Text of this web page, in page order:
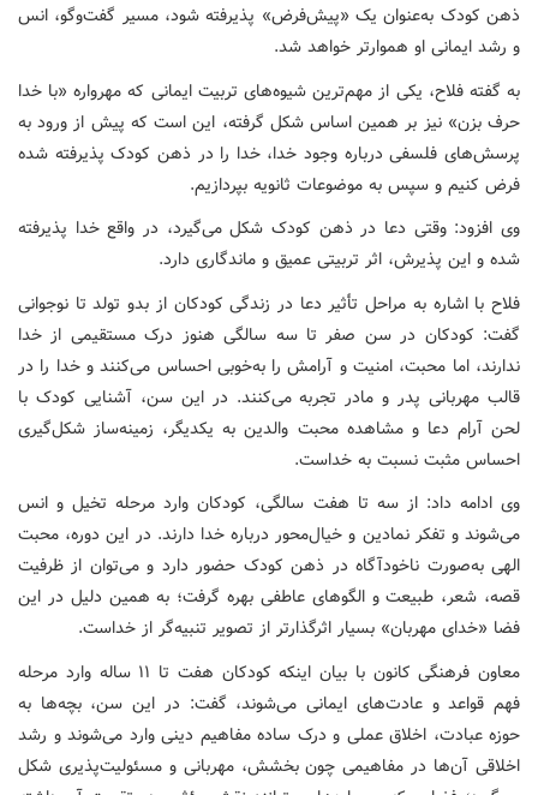
ذهن کودک به‌عنوان یک «پیش‌فرض» پذیرفته شود، مسیر گفت‌وگو، انس
و رشد ایمانی او هموارتر خواهد شد.
به گفته فلاح، یکی از مهم‌ترین شیوه‌های تربیت ایمانی که مهرواره «با خدا
حرف بزن» نیز بر همین اساس شکل گرفته، این است که پیش از ورود به
پرسش‌های فلسفی درباره وجود خدا، خدا را در ذهن کودک پذیرفته‌ شده
فرض کنیم و سپس به موضوعات ثانویه بپردازیم.
وی افزود: وقتی دعا در ذهن کودک شکل می‌گیرد، در واقع خدا پذیرفته
شده و این پذیرش، اثر تربیتی عمیق و ماندگاری دارد.
فلاح با اشاره به مراحل تأثیر دعا در زندگی کودکان از بدو تولد تا نوجوانی
گفت: کودکان در سن صفر تا سه سالگی هنوز درک مستقیمی از خدا
ندارند، اما محبت، امنیت و آرامش را به‌خوبی احساس می‌کنند و خدا را در
قالب مهربانی پدر و مادر تجربه می‌کنند. در این سن، آشنایی کودک با
لحن آرام دعا و مشاهده محبت والدین به یکدیگر، زمینه‌ساز شکل‌گیری
احساس مثبت نسبت به خداست.
وی ادامه داد: از سه تا هفت سالگی، کودکان وارد مرحله تخیل و انس
می‌شوند و تفکر نمادین و خیال‌محور درباره خدا دارند. در این دوره، محبت
الهی به‌صورت ناخودآگاه در ذهن کودک حضور دارد و می‌توان از ظرفیت
قصه، شعر، طبیعت و الگوهای عاطفی بهره گرفت؛ به همین دلیل در این
فضا «خدای مهربان» بسیار اثرگذارتر از تصویر تنبیه‌گر از خداست.
معاون فرهنگی کانون با بیان اینکه کودکان هفت تا ۱۱ ساله وارد مرحله
فهم قواعد و عادت‌های ایمانی می‌شوند، گفت: در این سن، بچه‌ها به
حوزه عبادت، اخلاق عملی و درک ساده مفاهیم دینی وارد می‌شوند و رشد
اخلاقی آن‌ها در مفاهیمی چون بخشش، مهربانی و مسئولیت‌پذیری شکل